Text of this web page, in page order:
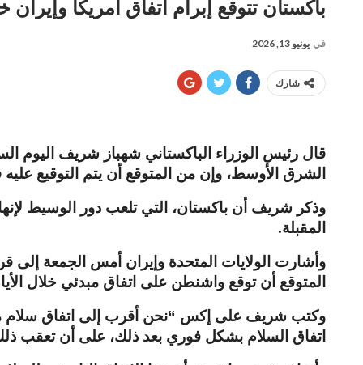
باكستان تتوقع إبرام اتفاق أمريكا وإيران خلال 24
في يونيو 13, 2026
شارك
قال رئيس الوزراء الباكستاني شهباز شريف اليوم
الشرق الأوسط، وإن من المتوقع أن يتم التوقيع
وذكر شريف أن باكستان، التي تلعب دور الوسيط
المقبلة.
وأشارت الولايات المتحدة وإيران أمس الجمعة إلى
المتوقع أن توقع واشنطن على اتفاق مبدئي خلال
وكتب شريف على إكس “نحن أقرب إلى اتفاق
اتفاق السلام بشكل فوري بعد ذلك، على أن تعقب